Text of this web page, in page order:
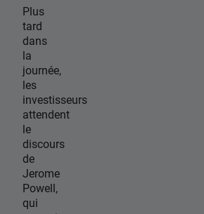
Plus
tard
dans
la
journée,
les
investisseurs
attendent
le
discours
de
Jerome
Powell,
qui